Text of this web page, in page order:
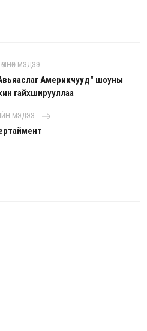
ӨМНӨХ МЭДЭЭ
Америкчууд" шоуны
гайхширууллаа
МЭДЭЭ